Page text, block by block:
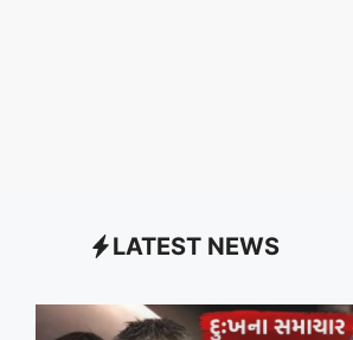
LATEST NEWS